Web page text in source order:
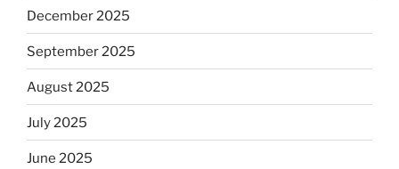
December 2025
September 2025
August 2025
July 2025
June 2025